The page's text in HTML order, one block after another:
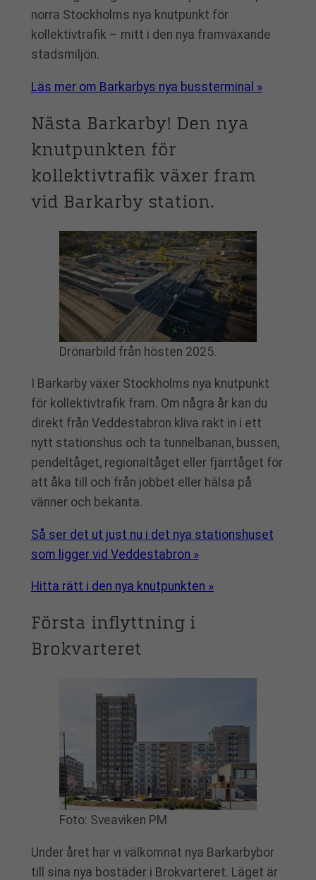
norra Stockholms nya knutpunkt för
kollektivtrafik – mitt i den nya framväxande
stadsmiljön.
Läs mer om Barkarbys nya bussterminal »
Nästa Barkarby! Den nya
knutpunkten för
kollektivtrafik växer fram
vid Barkarby station.
Drönarbild från hösten 2025.
I Barkarby växer Stockholms nya knutpunkt
för kollektivtrafik fram. Om några år kan du
direkt från Veddestabron kliva rakt in i ett
nytt stationshus och ta tunnelbanan, bussen,
pendeltåget, regionaltåget eller fjärrtåget för
att åka till och från jobbet eller hälsa på
vänner och bekanta.
Så ser det ut just nu i det nya stationshuset
som ligger vid Veddestabron »
Hitta rätt i den nya knutpunkten »
Första inflyttning i
Brokvarteret
Foto: Sveaviken PM
Under året har vi välkomnat nya Barkarbybor
till sina nya bostäder i Brokvarteret. Läget är